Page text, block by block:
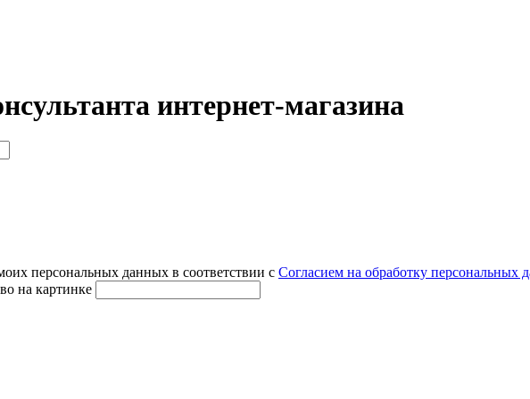
интернет-магазина
персональных данных в соответствии с Согласием на обработку персональных
на картинке